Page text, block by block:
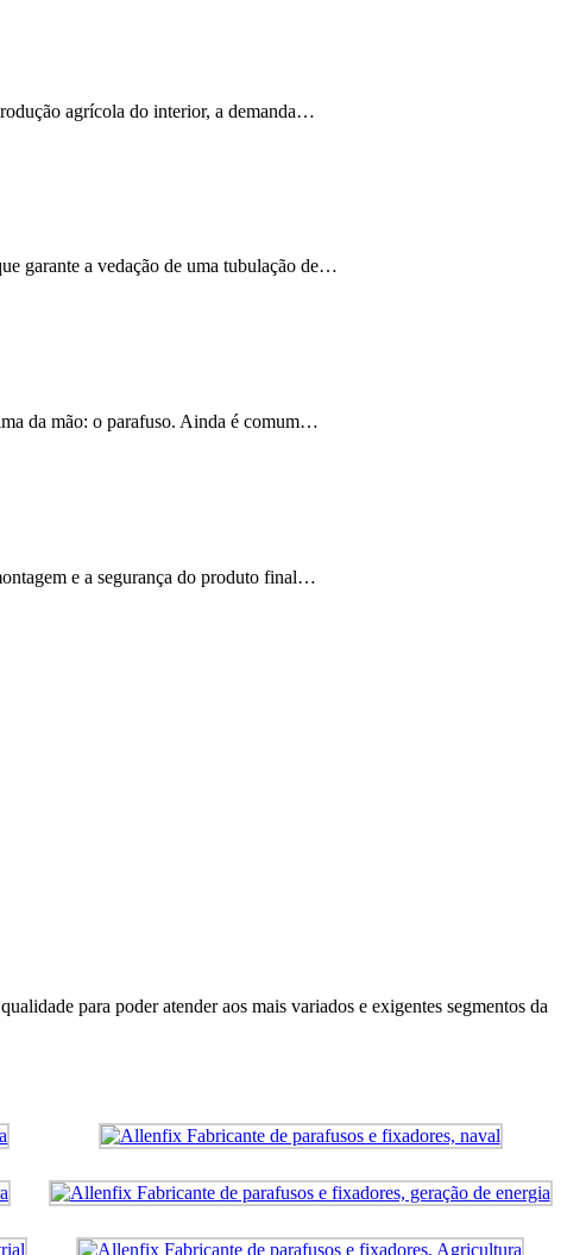
agrícola do interior, a demanda…
garante a vedação de uma tubulação de…
da mão: o parafuso. Ainda é comum…
e a segurança do produto final…
para poder atender aos mais variados e exigentes segmentos da